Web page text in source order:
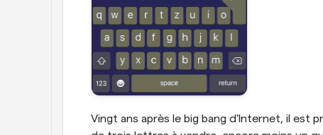
Vingt ans après le big bang d'Internet, il est